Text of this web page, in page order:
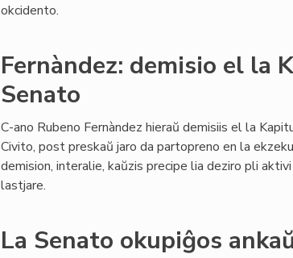
okcidento.
Fernàndez: demisio el la
Senato
C-ano Rubeno Fernàndez hieraŭ demisiis el la
Civito, post preskaŭ jaro da partopreno en la
demision, interalie, kaŭzis precipe lia deziro pli
lastjare.
La Senato okupiĝos